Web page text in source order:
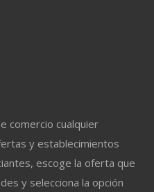
comercio cualquier
y establecimientos
escoge la oferta que
y selecciona la opción